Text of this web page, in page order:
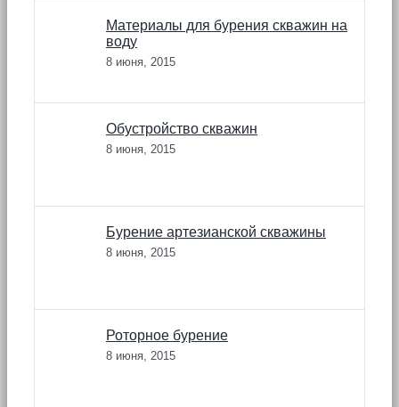
Материалы для бурения скважин на
воду
8 июня, 2015
Обустройство скважин
8 июня, 2015
Бурение артезианской скважины
8 июня, 2015
Роторное бурение
8 июня, 2015